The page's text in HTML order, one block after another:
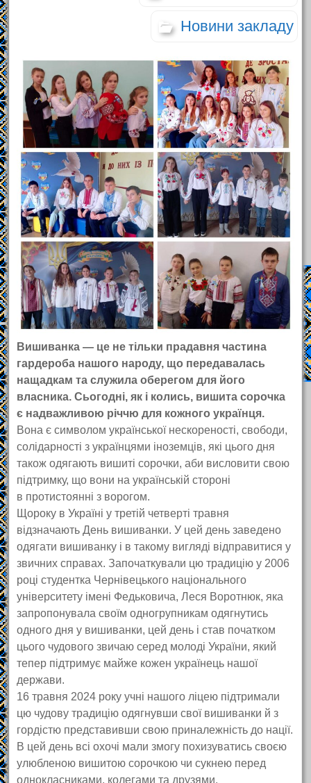
Новини закладу
Вишиванка — це не тільки прадавня частина
гардероба нашого народу, що передавалась
нащадкам та служила оберегом для його
власника. Сьогодні, як і колись, вишита сорочка
є надважливою річчю для кожного українця.
Вона є символом української нескореності, свободи,
солідарності з українцями іноземців, які цього дня
також одягають вишиті сорочки, аби висловити свою
підтримку, що вони на українській стороні
в протистоянні з ворогом.
Щороку в Україні у третій четверті травня
відзначають День вишиванки. У цей день заведено
одягати вишиванку і в такому вигляді відправитися у
звичних справах. Започаткували цю традицію у 2006
році студентка Чернівецького національного
університету імені Федьковича, Леся Воротнюк, яка
запропонувала своїм одногрупникам одягнутись
одного дня у вишиванки, цей день і став початком
цього чудового звичаю серед молоді України, який
тепер підтримує майже кожен українець нашої
держави.
16 травня 2024 року учні нашого ліцею підтримали
цю чудову традицію одягнувши свої вишиванки й з
гордістю представивши свою приналежність до нації.
В цей день всі охочі мали змогу похизуватись своєю
улюбленою вишитою сорочкою чи сукнею перед
однокласниками, колегами та друзями.